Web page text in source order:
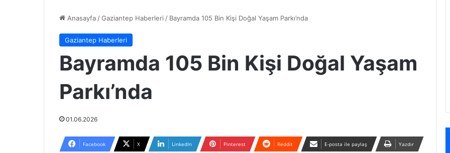
Anasayfa /Gaziantep Haberleri / Bayramda 105 Bin Kişi Doğal Yaşam Parkı’nda
Gaziantep Haberleri
Bayramda 105 Bin Kişi Doğal Yaşam
Parkı’nda
01.06.2026
Facebook X LinkedIn Pinterest Reddit E-posta ile paylaş Yazdır